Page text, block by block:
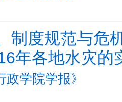
制度规范与危
年各地水灾的
政学院学报》